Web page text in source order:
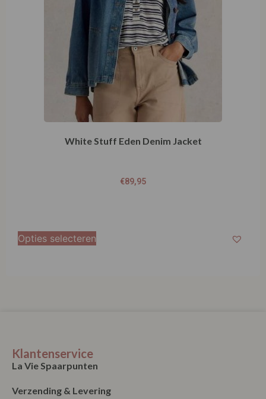
White Stuff Eden Denim Jacket
€89,95
Opties selecteren
Klantenservice
La Vie Spaarpunten
Verzending & Levering